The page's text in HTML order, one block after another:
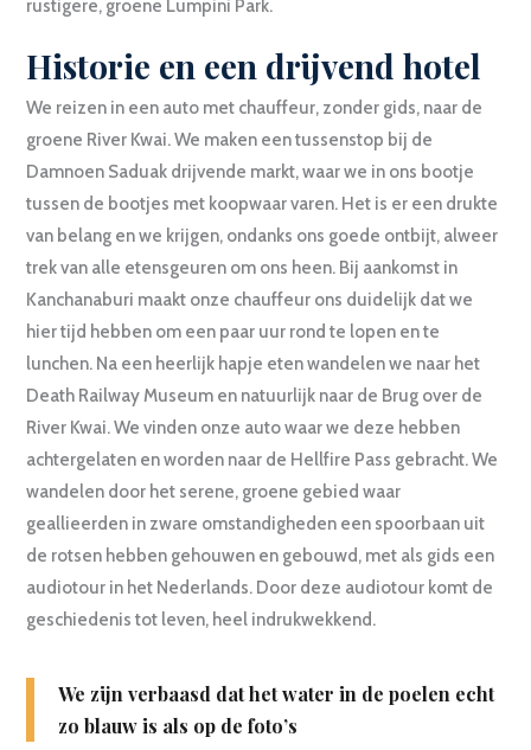
rustigere, groene Lumpini Park.
Historie en een drijvend hotel
We reizen in een auto met chauffeur, zonder gids, naar de
groene River Kwai. We maken een tussenstop bij de
Damnoen Saduak drijvende markt, waar we in ons bootje
tussen de bootjes met koopwaar varen. Het is er een drukte
van belang en we krijgen, ondanks ons goede ontbijt, alweer
trek van alle etensgeuren om ons heen. Bij aankomst in
Kanchanaburi maakt onze chauffeur ons duidelijk dat we
hier tijd hebben om een paar uur rond te lopen en te
lunchen. Na een heerlijk hapje eten wandelen we naar het
Death Railway Museum en natuurlijk naar de Brug over de
River Kwai. We vinden onze auto waar we deze hebben
achtergelaten en worden naar de Hellfire Pass gebracht. We
wandelen door het serene, groene gebied waar
geallieerden in zware omstandigheden een spoorbaan uit
de rotsen hebben gehouwen en gebouwd, met als gids een
audiotour in het Nederlands. Door deze audiotour komt de
geschiedenis tot leven, heel indrukwekkend.
We zijn verbaasd dat het water in de poelen echt
zo blauw is als op de foto’s